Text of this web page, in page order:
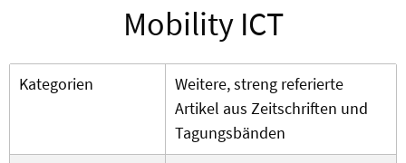
Mobility ICT
Kategorien
Weitere, streng referierte
Artikel aus Zeitschriften und
Tagungsbänden